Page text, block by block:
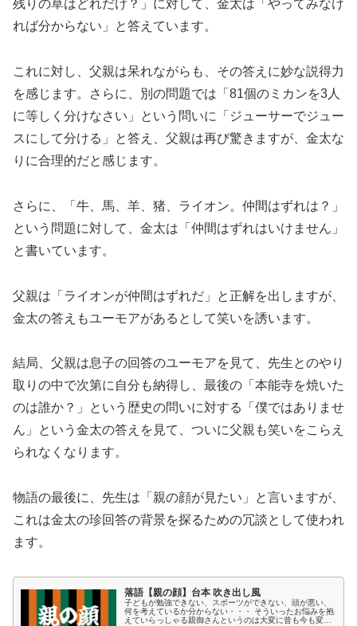
残りの草はどれだけ？」に対して、金太は「やってみなけ
れば分からない」と答えています。
これに対し、父親は呆れながらも、その答えに妙な説得力
を感じます。さらに、別の問題では「81個のミカンを3人
に等しく分けなさい」という問いに「ジューサーでジュー
スにして分ける」と答え、父親は再び驚きますが、金太な
りに合理的だと感じます。
さらに、「牛、馬、羊、猪、ライオン。仲間はずれは？」
という問題に対して、金太は「仲間はずれはいけません」
と書いています。
父親は「ライオンが仲間はずれだ」と正解を出しますが、
金太の答えもユーモアがあるとして笑いを誘います。
結局、父親は息子の回答のユーモアを見て、先生とのやり
取りの中で次第に自分も納得し、最後の「本能寺を焼いた
のは誰か？」という歴史の問いに対する「僕ではありませ
ん」という金太の答えを見て、ついに父親も笑いをこらえ
られなくなります。
物語の最後に、先生は「親の顔が見たい」と言いますが、
これは金太の珍回答の背景を探るための冗談として使われ
ます。
落語【親の顔】台本 吹き出し風
子どもが勉強できない、スポーツができない、頭が悪い、
何を考えているか分からない・・・ そういったお悩みを抱
えていらっしゃる親御さんというのは大変に昔も今も変わ